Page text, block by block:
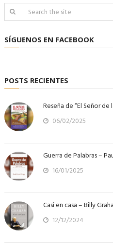
SÍGUENOS EN FACEBOOK
POSTS RECIENTES
Reseña de “El Señor de
06/02/2025
Guerra de Palabras –
16/01/2025
Casi en casa – Billy
12/12/2024